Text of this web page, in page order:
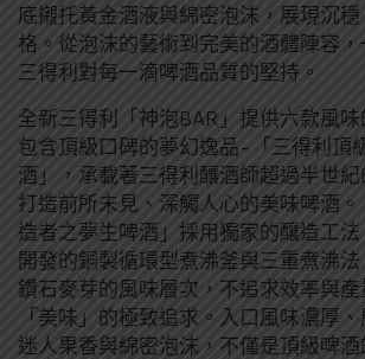
底襯托黃金酒液與綿密泡沫，展現沉
格。從泡沫的藝術到完美的酒體陣容，
三得利對每一滴啤酒品質的堅持。
全新三得利「神泡BAR」提供六款風味
包含頂級口碑的夢幻逸品-「三得利頂
酒」，承載著三得利釀酒師超過半世紀
打造前所未見、深觸人心的美味啤酒
造者之夢生啤酒」採用獨家的釀造工
開發的銅製循環型煮沸釜與三重煮沸
鑽石麥芽的風味層次，不追求效率與
「美味」的極致追求。入口風味濃厚
迷人果香與綿密泡沫，不僅是頂級啤